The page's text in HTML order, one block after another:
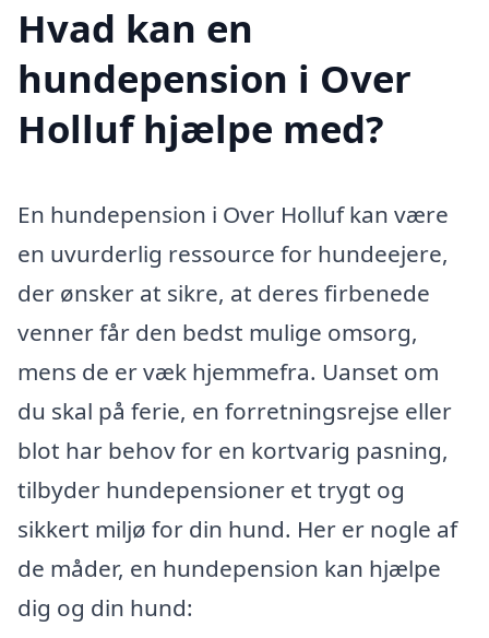
Hvad kan en
hundepension i Over
Holluf hjælpe med?
En hundepension i Over Holluf kan være
en uvurderlig ressource for hundeejere,
der ønsker at sikre, at deres firbenede
venner får den bedst mulige omsorg,
mens de er væk hjemmefra. Uanset om
du skal på ferie, en forretningsrejse eller
blot har behov for en kortvarig pasning,
tilbyder hundepensioner et trygt og
sikkert miljø for din hund. Her er nogle af
de måder, en hundepension kan hjælpe
dig og din hund: